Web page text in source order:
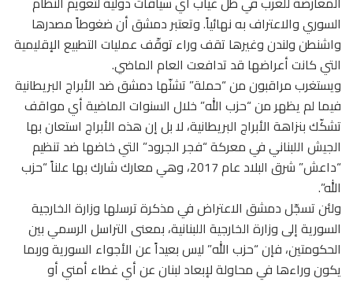
السوري والاعتراف به نهائياً. وتعتبر دمشق أن ضغوطاً مصدرها
واشنطن ولندن وغيرها تقف وراء توقّف عمليات التطبيع الإقليمية
التي كانت أعراضها قد تدافعت العام الماضي.
ويستغرب مراقبون من “حملة” تشنّها دمشق ضد الأبراج البريطانية
فيما لم يظهر من “حزب الله” خلال السنوات الماضية أي مواقف
تشكّك بنزاهة الأبراج البريطانية، لا بل إن هذه الأبراج استعان بها
الجيش اللبناني في معركة “فجر الجرود” التي خاضها ضد تنظيم
“داعش” شرق البلاد عام 2017، وهي معارك شارك بها علناً “حزب
الله”.
ولئن تسجّل دمشق الاعتراض في مذكرة ترسلها وزارة الخارجية
السورية إلى وزارة الخارجية اللبنانية، بمعنى التراسل الرسمي بين
الحكومتين، فإن “حزب الله” ليس بعيداً عن الأجواء السورية وربما
يكون وراءها في محاولة لإبعاد لبنان عن أي غطاء أمني أو